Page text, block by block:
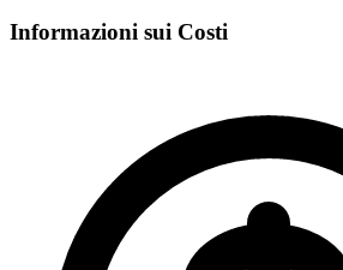
Informazioni sui Costi